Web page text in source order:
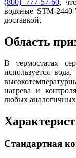
(800) 777-57-60,
водяные STM-
доставкой.
Область
В термостатах
используется
нагрева и
любых
Стандартная